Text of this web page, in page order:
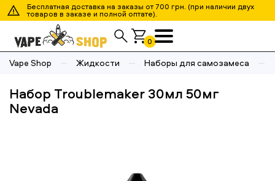
Бесплатная доставка на заказы от 700 грн. (при наличии двух
товаров в заказе и полной оптате).
0
Vape Shop Жидкости Наборы для самозамеса
Набор Troublemaker 30мл 50мг
Nevada